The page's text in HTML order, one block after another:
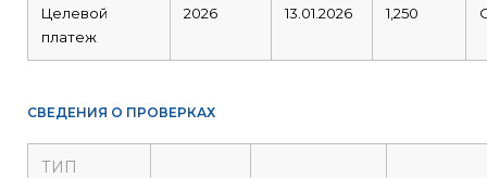
Целевой
платеж
2026 13.01.2026 1,250
СВЕДЕНИЯ О ПРОВЕРКАХ
ТИП